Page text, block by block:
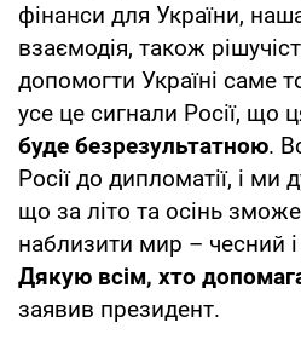
фінанси для України,
взаємодія, також
допомогти Україні саме
усе це сигнали Росії, що
буде безрезультатною.
Росії до дипломатії, і
що за літо та осінь
наблизити мир – чесний
Дякую всім, хто
заявив президент.